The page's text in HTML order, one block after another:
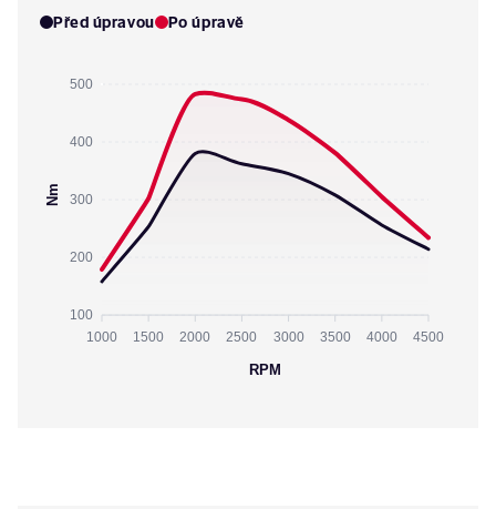
Před úpravou Po úpravě
500
400
300
200
100
Nm
1000 1500 2000 2500 3000 3500 4000 4500
RPM